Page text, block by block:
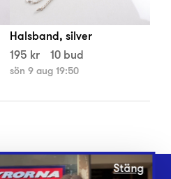
Halsband, silver
195 kr
10 bud
sön 9 aug 19:50
Stäng